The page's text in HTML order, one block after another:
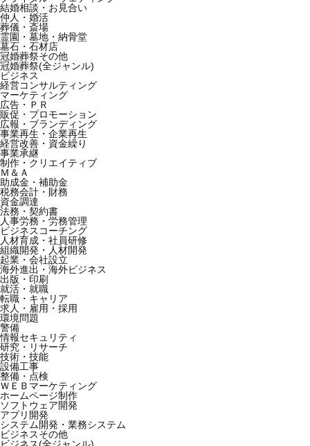
結婚相談・お見合い
仲人・婚活
葬儀・斎場
霊園・墓地・納骨堂
墓石・石材店
冠婚葬祭その他
冠婚葬祭(全ジャンル)
ビジネス
経営コンサルティング
マーケティング
広告・ＰＲ
販促・プロモーション
広報・ブランディング
事業再生・企業再生
経営改善・資金繰り
事業承継
制作・クリエイティブ
Ｍ＆Ａ
助成金・補助金
税務会計・財務
資金調達
法務・契約書
人事労務・労務管理
ビジネスコーチング
人材育成・社員研修
組織開発・人材開発
起業・会社設立
海外進出・海外ビジネス
出版・印刷
就活・就職
転職・キャリア
求人・雇用・採用
環境問題
警備
情報セキュリティ
研究・リサーチ
技術・技能
設備工事
整備・点検
ＷＥＢマーケティング
ホームページ制作
ソフトウェア開発
アプリ開発
システム開発・業務システム
ビジネスその他